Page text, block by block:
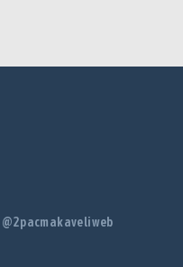
@2pacmakaveliweb